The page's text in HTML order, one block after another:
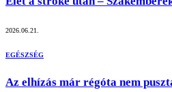
2026.06.21.
EGÉSZSÉG
Az elhízás már régóta nem